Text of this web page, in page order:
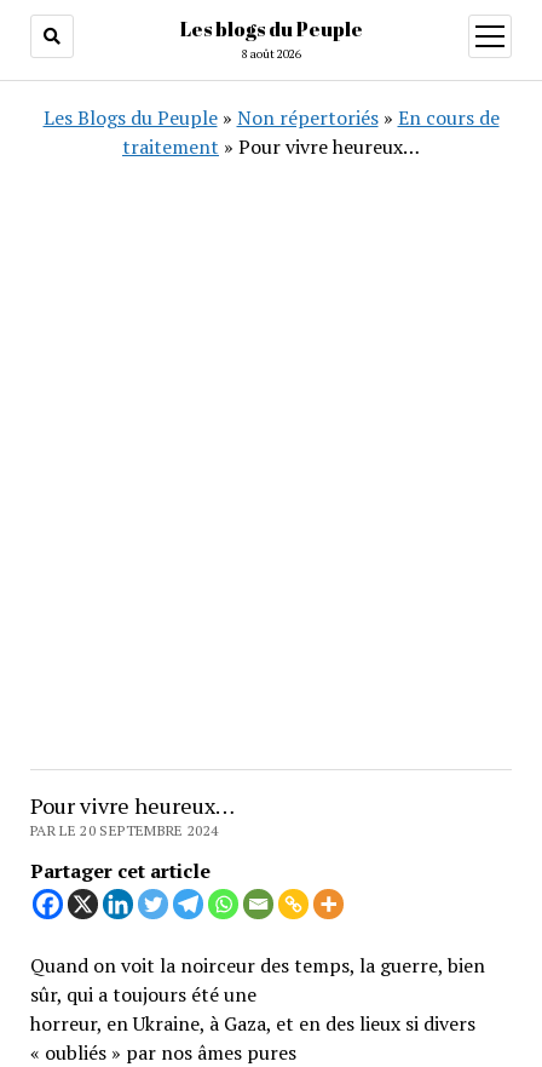
Les blogs du Peuple
8 août 2026
ouvrir
menu
Les Blogs du Peuple» Non répertoriés» En cours de
traitement » Pour vivre heureux…
Pour vivre heureux…
PAR LE 20 SEPTEMBRE 2024
Partager cet article
Quand on voit la noirceur des temps, la guerre, bien
sûr, qui a toujours été une
horreur, en Ukraine, à Gaza, et en des lieux si divers
« oubliés » par nos âmes pures